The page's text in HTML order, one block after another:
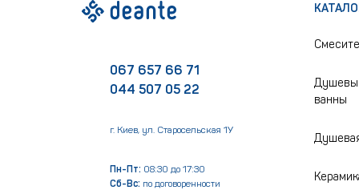
ванны
067 657 66 71
044 507 05 22
г. Киев, ул. Старосельская 1У
Пн-Пт: 08:30 до 17:30
Сб-Вс: по договоренности